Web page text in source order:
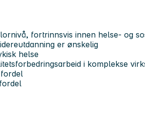
fortrinnsvis innen helse- og
er ønskelig
helse
i komplekse